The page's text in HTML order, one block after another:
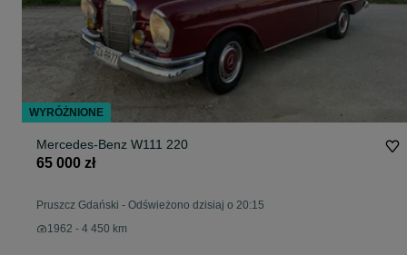
Mercedes-Benz W111 220
65 000 zł
Pruszcz Gdański - Odświeżono dzisiaj o 20:15
1962 - 4 450 km
WYRÓŻNIONE